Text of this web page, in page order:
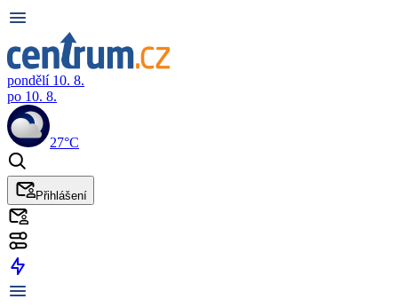
pondělí 10. 8.
po 10. 8.
27°C
Přihlášení